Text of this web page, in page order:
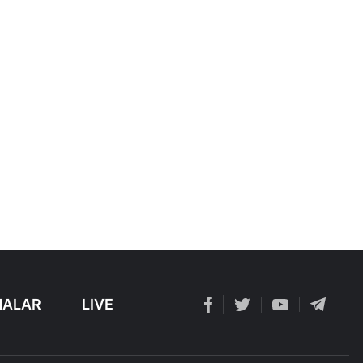
LIVE